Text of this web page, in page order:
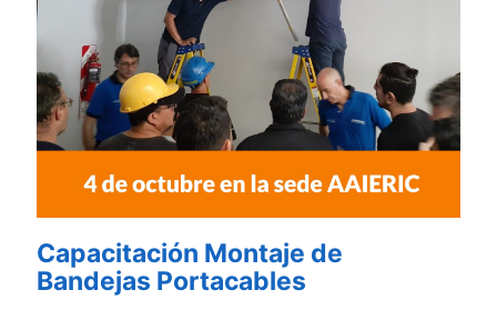
Capacitación Montaje de
Bandejas Portacables